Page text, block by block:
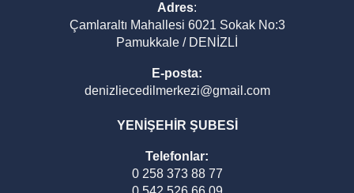
Adres:
Çamlaraltı Mahallesi 6021 Sokak No:3
Pamukkale / DENİZLİ
E-posta:
denizliecedilmerkezi@gmail.com
YENİŞEHİR ŞUBESİ
Telefonlar:
0 258 373 88 77